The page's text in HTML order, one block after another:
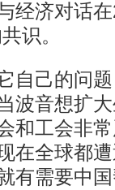
经济对话
识。
己的问题
音想扩大
和工会非
在全球都
有需要中